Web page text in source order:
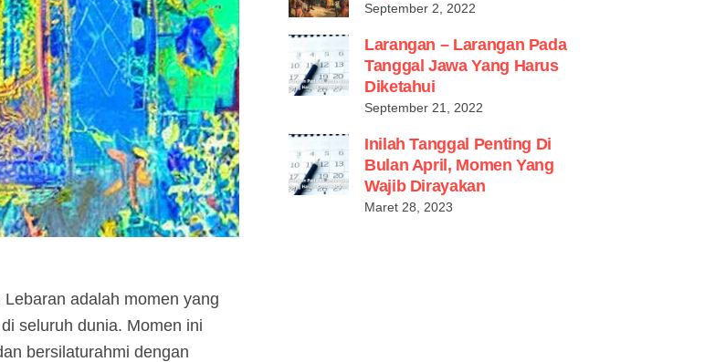
adalah momen yang
seluruh dunia. Momen ini
bersilaturahmi dengan
September 2, 2022
Larangan – Larangan Pada
Tanggal Jawa Yang Harus
Diketahui
September 21, 2022
Inilah Tanggal Penting Di
Bulan April, Momen Yang
Wajib Dirayakan
Maret 28, 2023